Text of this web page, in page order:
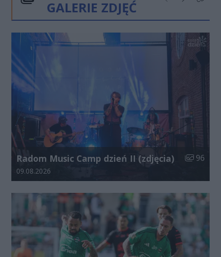
GALERIE ZDJĘĆ
Poprzednie
NastępneKliknij
Radom Music Camp dzień II (zdjęcia) Liczba
96
Data dodania galerii:
09.08.2026